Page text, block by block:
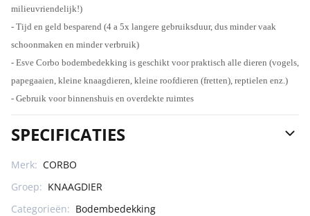
milieuvriendelijk!)
- Tijd en geld besparend (4 a 5x langere gebruiksduur, dus minder vaak
schoonmaken en minder verbruik)
- Esve Corbo bodembedekking is geschikt voor praktisch alle dieren (vogels,
papegaaien, kleine knaagdieren, kleine roofdieren (fretten), reptielen enz.)
- Gebruik voor binnenshuis en overdekte ruimtes
SPECIFICATIES
Merk: CORBO
Groep: KNAAGDIER
Categorieën: Bodembedekking